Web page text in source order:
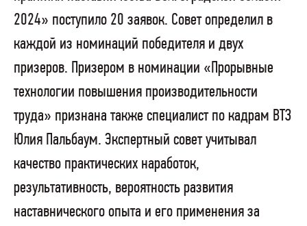
2024» поступило 20 заявок. Совет определил в
каждой из номинаций победителя и двух
призеров. Призером в номинации «Прорывные
технологии повышения производительности
труда» признана также специалист по кадрам ВТЗ
Юлия Пальбаум. Экспертный совет учитывал
качество практических наработок,
результативность, вероятность развития
наставнического опыта и его применения за